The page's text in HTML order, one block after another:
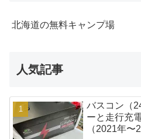
北海道の無料キャンプ場
人気記事
バスコン（
ーと走行充
（2021年〜